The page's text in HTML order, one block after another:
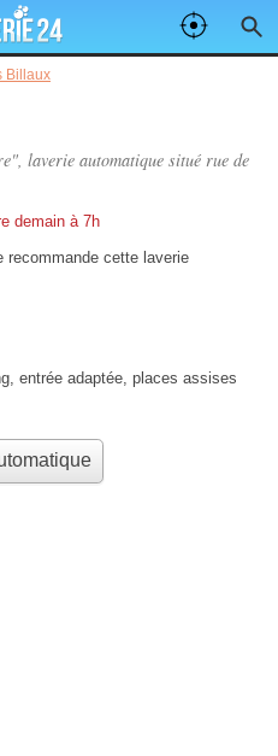
Billaux
laverie automatique situé rue de
demain à 7h
recommande cette laverie
entrée adaptée, places assises